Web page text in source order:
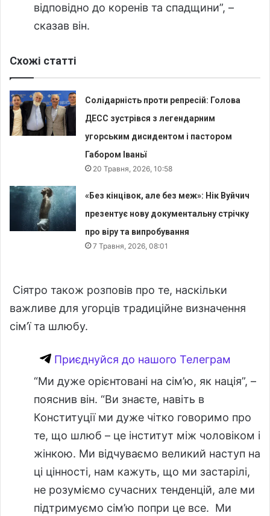
відповідно до коренів та спадщини”, –
сказав він.
Схожі статті
Солідарність проти репресій: Голова
ДЕСС зустрівся з легендарним
угорським дисидентом і пастором
Габором Іваньї
20 Травня, 2026, 10:58
«Без кінцівок, але без меж»: Нік Вуйчич
презентує нову документальну стрічку
про віру та випробування
7 Травня, 2026, 08:01
Сіятро також розповів про те, наскільки
важливе для угорців традиційне визначення
сім’ї та шлюбу.
Приєднуйся до нашого Телеграм
“Ми дуже орієнтовані на сім’ю, як нація”, –
пояснив він. “Ви знаєте, навіть в
Конституції ми дуже чітко говоримо про
те, що шлюб – це інститут між чоловіком і
жінкою. Ми відчуваємо великий наступ на
ці цінності, нам кажуть, що ми застарілі,
не розуміємо сучасних тенденцій, але ми
підтримуємо сім’ю попри це все. Ми